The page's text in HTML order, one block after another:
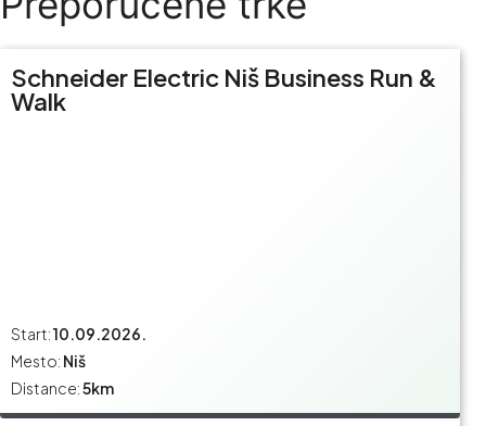
Schneider Electric Niš Business Run &
Walk
Start:10.09.2026.
Mesto: Niš
Distance:5km